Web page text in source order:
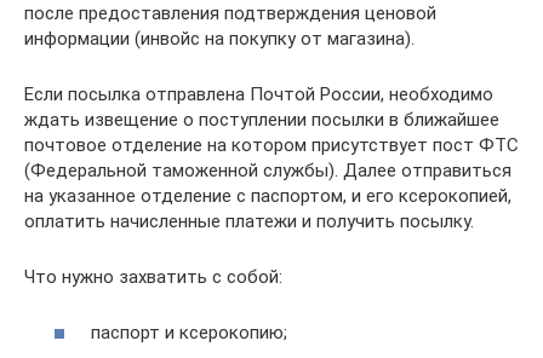
после предоставления подтверждения ценовой
информации (инвойс на покупку от магазина).
Если посылка отправлена Почтой России, необходимо
ждать извещение о поступлении посылки в ближайшее
почтовое отделение на котором присутствует пост ФТС
(Федеральной таможенной службы). Далее отправиться
на указанное отделение с паспортом, и его ксерокопией,
оплатить начисленные платежи и получить посылку.
Что нужно захватить с собой:
паспорт и ксерокопию;